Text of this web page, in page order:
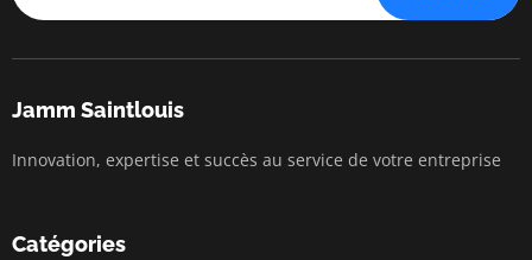
Jamm Saintlouis
Innovation, expertise et succès au service de votre entreprise
Catégories